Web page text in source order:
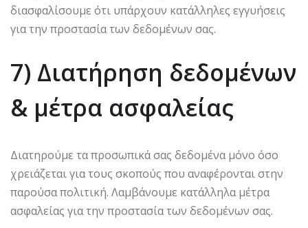
διασφαλίσουμε ότι υπάρχουν κατάλληλες εγγυήσεις
για την προστασία των δεδομένων σας.
7) Διατήρηση δεδομένων
& μέτρα ασφαλείας
Διατηρούμε τα προσωπικά σας δεδομένα μόνο όσο
χρειάζεται για τους σκοπούς που αναφέρονται στην
παρούσα πολιτική. Λαμβάνουμε κατάλληλα μέτρα
ασφαλείας για την προστασία των δεδομένων σας.